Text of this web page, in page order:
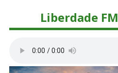
Liberdade FM